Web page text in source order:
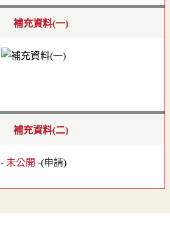
補充資料(一)
補充資料(二)
- 未公開 -(申請)